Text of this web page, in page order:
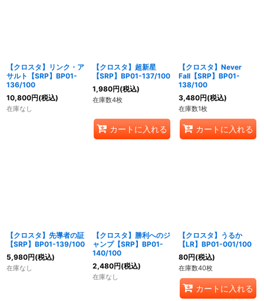
【クロスタ】リンク・ア
サルト【SRP】BP01-
136/100
10,800円(税込)
在庫なし
【クロスタ】超新星
【SRP】BP01-137/100
1,980円(税込)
在庫数4枚
カートに入れる
【クロスタ】Never
Fall【SRP】BP01-
138/100
3,480円(税込)
在庫数1枚
カートに入れる
【クロスタ】先導者の証
【SRP】BP01-139/100
5,980円(税込)
在庫なし
【クロスタ】勝利へのジ
ャンプ【SRP】BP01-
140/100
2,480円(税込)
在庫なし
【クロスタ】うるか
【LR】BP01-001/100
80円(税込)
在庫数40枚
カートに入れる